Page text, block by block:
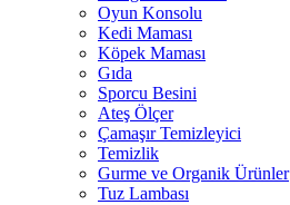
Oyun Konsolu
Kedi Maması
Köpek Maması
Gıda
Sporcu Besini
Ateş Ölçer
Çamaşır Temizleyici
Temizlik
Gurme ve Organik Ürünler
Tuz Lambası